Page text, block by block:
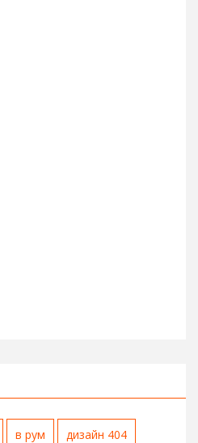
в рум дизайн 404